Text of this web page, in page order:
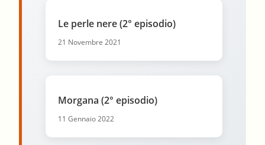
Le perle nere (2° episodio)
21 Novembre 2021
Morgana (2° episodio)
11 Gennaio 2022